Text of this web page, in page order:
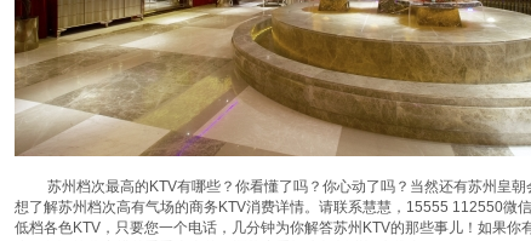
苏州档次最高的KTV有哪些？你看懂了吗？你心动了吗？当然还有苏州皇朝
想了解苏州档次高有气场的商务KTV消费详情。请联系慧慧，15555 112550微
低档各色KTV，只要您一个电话，几分钟为你解答苏州KTV的那些事儿！如果